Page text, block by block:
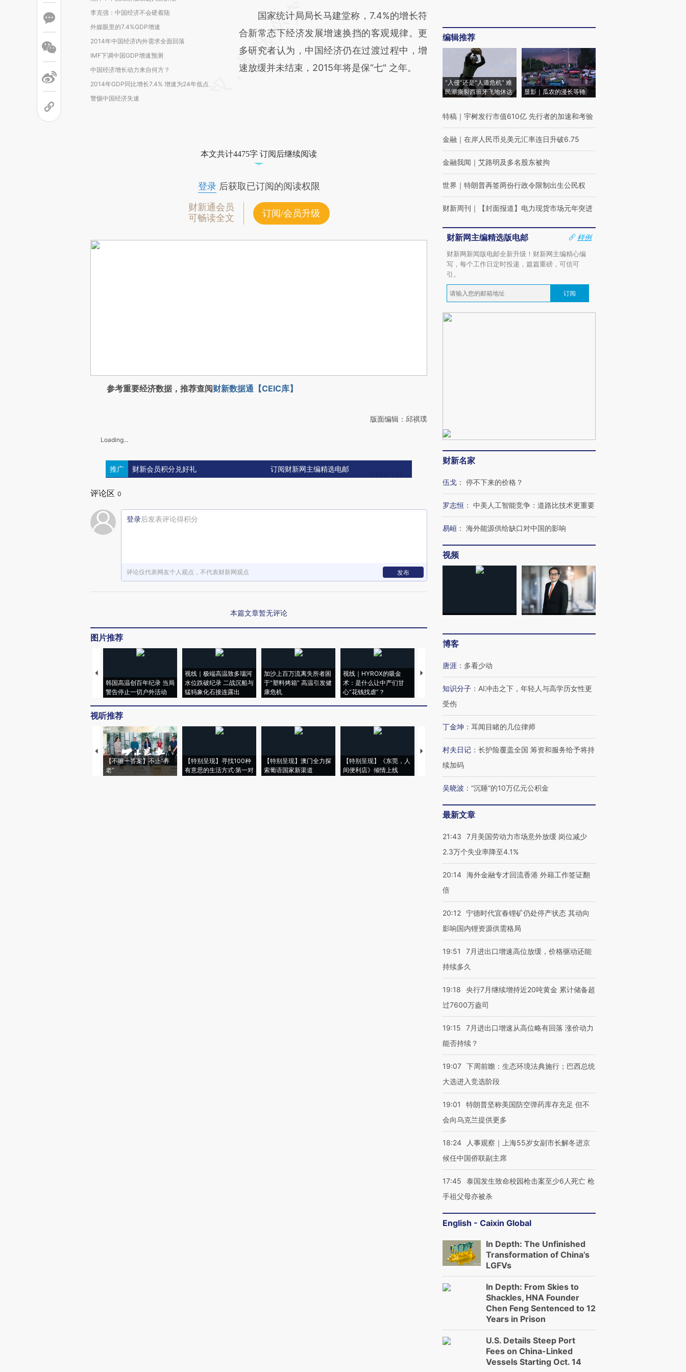
李克强：中国经济不会硬着陆
外媒眼里的7.4%GDP增速
2014年中国经济内外需求全面回落
IMF下调中国GDP增速预测
中国经济增长动力来自何方？
2014年GDP同比增长7.4% 增速为24年低点
警惕中国经济失速
国家统计局局长马建堂称，7.4%的增长符
合新常态下经济发展增速换挡的客观规律。更
多研究者认为，中国经济仍在过渡过程中，增
速放缓并未结束，2015年将是保“七" 之年。
本文共计4475字 订阅后继续阅读
登录后获取已订阅的阅读权限
财新通会员
可畅读全文
订阅/会员升级
参考重要经济数据，推荐查阅财新数据通【CEIC库】
版面编辑：邱祺璞
Loading...
推广 财新会员积分兑好礼 订阅财新网主编精选电邮
评论区 0
登录后发表评论得积分
评论仅代表网友个人观点，不代表财新网观点 发布
本篇文章暂无评论
图片推荐
韩国高温创百年纪录 当局
警告停止一切户外活动
视线｜极端高温致多瑙河
水位跌破纪录 二战沉船与
猛犸象化石接连露出
加沙上百万流离失所者困
于“塑料烤箱” 高温引发健
康危机
视线｜HYROX的吸金
术：是什么让中产们甘
心“花钱找虐”？
马航飞行员跨国走私7万
育部长拱下台
飞地休达
视听推荐
【不唯一答案】不止“养
老”
【特别呈现】寻找100种
有意思的生活方式·第一对
【特别呈现】澳门全力探
索葡语国家新渠道
【特别呈现】《东莞，人
间便利店》倾情上线
【推广】走进第四届链博
会，让数智科技“链”接产
【商旅对话】华住集团
编辑推荐
“入侵”还是“人道危机” 难
民潮撕裂西班牙飞地休达
显影｜瓜农的漫长等待
特稿 ｜ 宇树发行市值610亿 先行者的加速和考验
金融 ｜ 在岸人民币兑美元汇率连日升破6.75
金融我闻 ｜ 艾路明及多名股东被拘
世界 ｜ 特朗普再签两份行政令限制出生公民权
财新周刊 ｜ 【封面报道】电力现货市场元年突进
财新网主编精选版电邮
样例
财新网新闻版电邮全新升级！财新网主编精心编
写，每个工作日定时投递，篇篇重磅，可信可
引。
订阅
财新名家
伍戈 ： 停不下来的价格？
罗志恒 ： 中美人工智能竞争：道路比技术更重要
易峘 ： 海外能源供给缺口对中国的影响
视频
博客
唐涯 ： 多看少动
知识分子 ： AI冲击之下，年轻人与高学历女性更
受伤
丁金坤 ： 耳闻目睹的几位律师
村夫日记 ： 长护险覆盖全国 筹资和服务给予将持
续加码
吴晓波 ： “沉睡”的10万亿元公积金
最新文章
21:43
7月美国劳动力市场意外放缓 岗位减少
2.3万个失业率降至4.1%
20:14 海外金融专才回流香港 外籍工作签证翻
倍
20:12 宁德时代宜春锂矿仍处停产状态 其动向
影响国内锂资源供需格局
19:51
7月进出口增速高位放缓，价格驱动还能
持续多久
19:18
央行7月继续增持近20吨黄金 累计储备超
过7600万盎司
19:15
7月进出口增速从高位略有回落 涨价动力
能否持续？
19:07 下周前瞻：生态环境法典施行；巴西总统
大选进入竞选阶段
19:01
特朗普坚称美国防空弹药库存充足 但不
会向乌克兰提供更多
18:24
人事观察｜上海55岁女副市长解冬进京
候任中国侨联副主席
17:45
泰国发生致命校园枪击案至少6人死亡 枪
手祖父母亦被杀
English - Caixin Global
In Depth: The Unfinished
Transformation of China’s
LGFVs
In Depth: From Skies to
Shackles, HNA Founder
Chen Feng Sentenced to 12
Years in Prison
U.S. Details Steep Port
Fees on China-Linked
Vessels Starting Oct. 14